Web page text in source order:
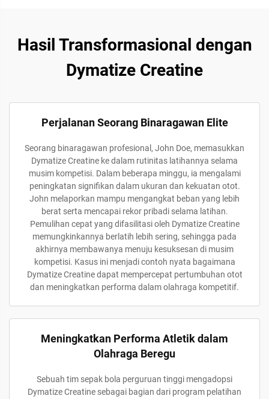
Hasil Transformasional dengan
Dymatize Creatine
Perjalanan Seorang Binaragawan Elite
Seorang binaragawan profesional, John Doe, memasukkan
Dymatize Creatine ke dalam rutinitas latihannya selama
musim kompetisi. Dalam beberapa minggu, ia mengalami
peningkatan signifikan dalam ukuran dan kekuatan otot.
John melaporkan mampu mengangkat beban yang lebih
berat serta mencapai rekor pribadi selama latihan.
Pemulihan cepat yang difasilitasi oleh Dymatize Creatine
memungkinkannya berlatih lebih sering, sehingga pada
akhirnya membawanya menuju kesuksesan di musim
kompetisi. Kasus ini menjadi contoh nyata bagaimana
Dymatize Creatine dapat mempercepat pertumbuhan otot
dan meningkatkan performa dalam olahraga kompetitif.
Meningkatkan Performa Atletik dalam
Olahraga Beregu
Sebuah tim sepak bola perguruan tinggi mengadopsi
Dymatize Creatine sebagai bagian dari program pelatihan